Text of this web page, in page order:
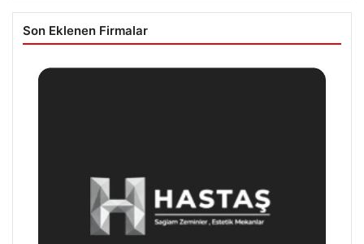
Son Eklenen Firmalar